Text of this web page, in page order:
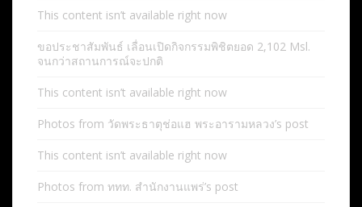
This content isn’t available right now
ขอประชาสัมพันธ์ เลื่อนเปิดกิจกรรมพิชิตยอด 2,102 Msl.
จนกว่าสถานการณ์จะปกติ
This content isn’t available right now
Photos from วัดพระธาตุช่อแฮ พระอารามหลวง’s post
This content isn’t available right now
Photos from ททท. สำนักงานแพร่’s post